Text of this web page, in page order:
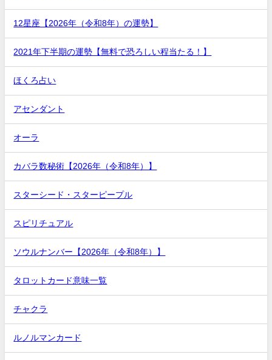
12星座【2026年（令和8年）の運勢】
2021年下半期の運勢【無料で恐ろしい程当たる！】
ほくろ占い
アセンダント
オーラ
カバラ数秘術【2026年（令和8年）】
スターシード・スターピープル
スピリチュアル
ソウルナンバー【2026年（令和8年）】
タロットカード意味一覧
チャクラ
ルノルマンカード